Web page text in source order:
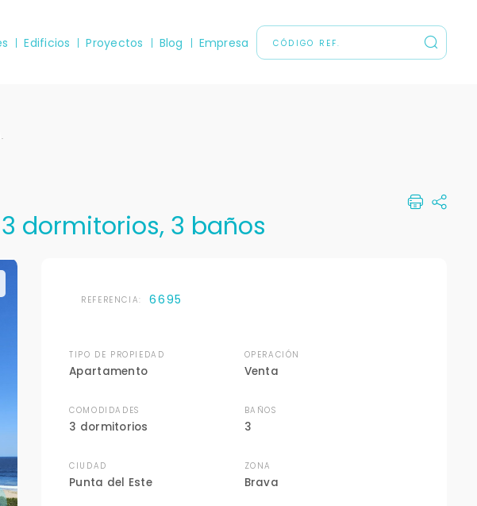
Edificios Proyectos Blog Empresa
dormitorios, 3 baños
REFERENCIA: 6695
TIPO DE PROPIEDAD
Apartamento
OPERACIÓN
Venta
COMODIDADES
3 dormitorios
BAÑOS
3
CIUDAD
Punta del Este
ZONA
Brava